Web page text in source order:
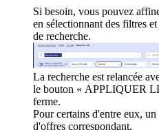
Si besoin, vous pouvez
en sélectionnant des filtres
de recherche.
La recherche est relancée
le bouton « APPLIQUER
ferme.
Pour certains d'entre eux,
d'offres correspondant.